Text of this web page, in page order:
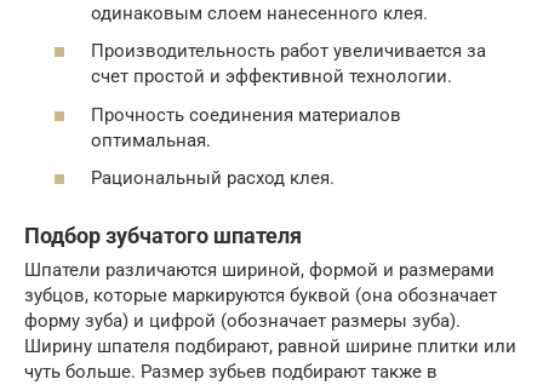
одинаковым слоем нанесенного клея.
Производительность работ увеличивается за
счет простой и эффективной технологии.
Прочность соединения материалов
оптимальная.
Рациональный расход клея.
Подбор зубчатого шпателя
Шпатели различаются шириной, формой и размерами
зубцов, которые маркируются буквой (она обозначает
форму зуба) и цифрой (обозначает размеры зуба).
Ширину шпателя подбирают, равной ширине плитки или
чуть больше. Размер зубьев подбирают также в